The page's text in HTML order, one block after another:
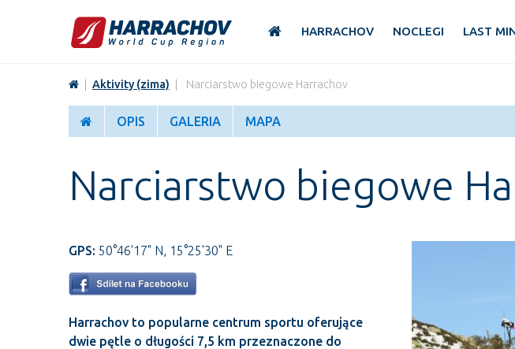
HARRACHOV NOCLEGI LAST
Aktivity (zima) Narciarstwo biegowe Harrachov
OPIS GALERIA MAPA
Narciarstwo biegowe
GPS: 50°46'17" N, 15°25'30" E
Harrachov to popularne centrum sportu oferujące
dwie pętle o długości 7,5 km przeznaczone do